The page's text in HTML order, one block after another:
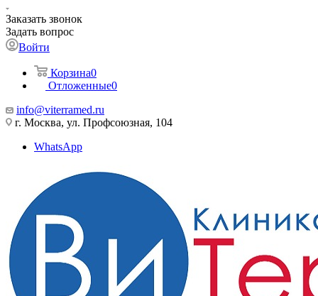
Заказать звонок
Задать вопрос
Войти
Корзина0
Отложенные0
info@viterramed.ru
г. Москва, ул. Профсоюзная, 104
WhatsApp